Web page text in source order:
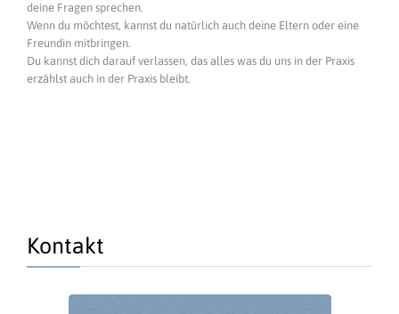
deine Fragen sprechen.
Wenn du möchtest, kannst du natürlich auch deine Eltern oder eine
Freundin mitbringen.
Du kannst dich darauf verlassen, das alles was du uns in der Praxis
erzählst auch in der Praxis bleibt.
Kontakt